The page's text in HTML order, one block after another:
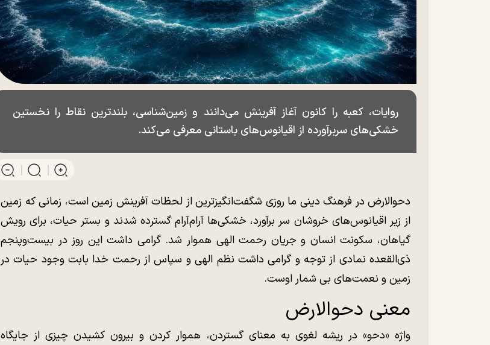
روایات، کعبه را کانون آغاز آفرینش می‌دانند و زمین‌شناسی، بلندترین نقاط را نخستین
خشکی‌های سربرآورده از اقیانوس‌های باستانی معرفی می‌کند.
دحوالارض در فرهنگ دینی ما روزی شگفت‌انگیزترین از لحظات آفرینش زمین است، زمانی که زمین
از زیر اقیانوس‌های خروشان سر برآورد، خشکی‌ها آرام‌آرام گسترده شدند و بستر حیات، برای رویش
گیاهان، سکونت انسان و جریان رحمت الهی هموار شد. گرامی داشت این روز در بیست‌وپنجم
ذی‌القعده نمادی از توجه و گرامی داشت نظم الهی و سپاس از رحمت خدا بابت وجود حیات در
زمین و نعمت‌های بی شمار اوست.
معنی دحوالارض
واژه «دحو» در ریشه لغوی به معنای گستردن، هموار کردن و بیرون کشیدن چیزی از جایگاه